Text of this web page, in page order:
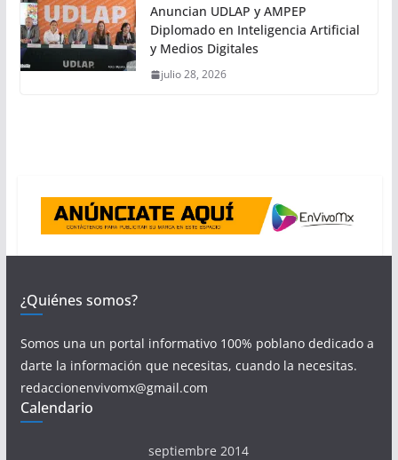
Anuncian UDLAP y AMPEP
Diplomado en Inteligencia Artificial
y Medios Digitales
julio 28, 2026
¿Quiénes somos?
Somos una un portal informativo 100% poblano dedicado a
darte la información que necesitas, cuando la necesitas.
redaccionenvivomx@gmail.com
Calendario
septiembre 2014